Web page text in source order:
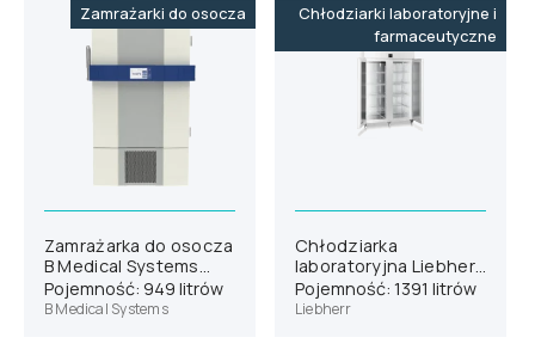
Zamrażarki do osocza
Zamrażarka do osocza
B Medical Systems
F901
Pojemność: 949 litrów
B Medical Systems
Chłodziarki laboratoryjne i
farmaceutyczne
Chłodziarka
laboratoryjna Liebherr
SRPvh 1402
Pojemność: 1391 litrów
Liebherr